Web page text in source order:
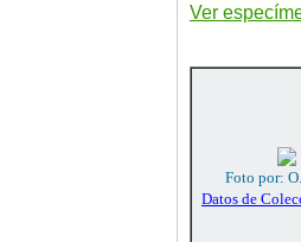
Ver
Foto por:
Datos de